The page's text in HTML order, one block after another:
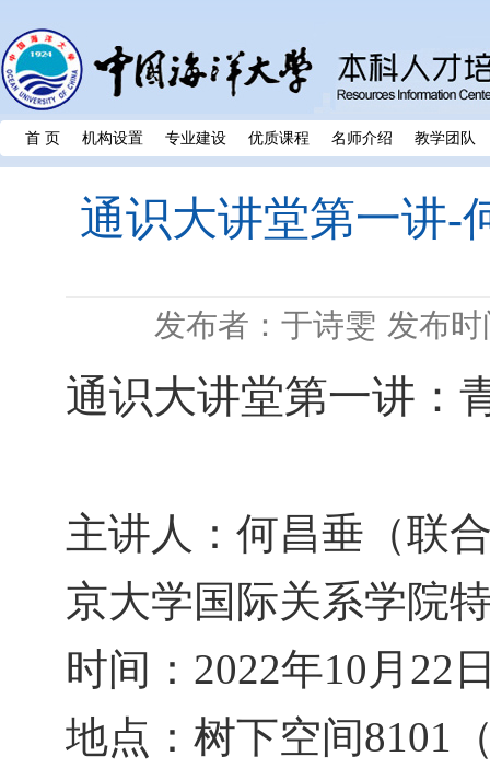
首 页 机构设置 专业建设 优质课程 名师介绍 教学团队
通识大讲堂第一讲-
发布者：于诗雯 发布
通识大讲堂第一讲：
主讲人：何昌垂（联
京大学国际关系学院
时间： 2022年10 月 22
地点：树下空间8101